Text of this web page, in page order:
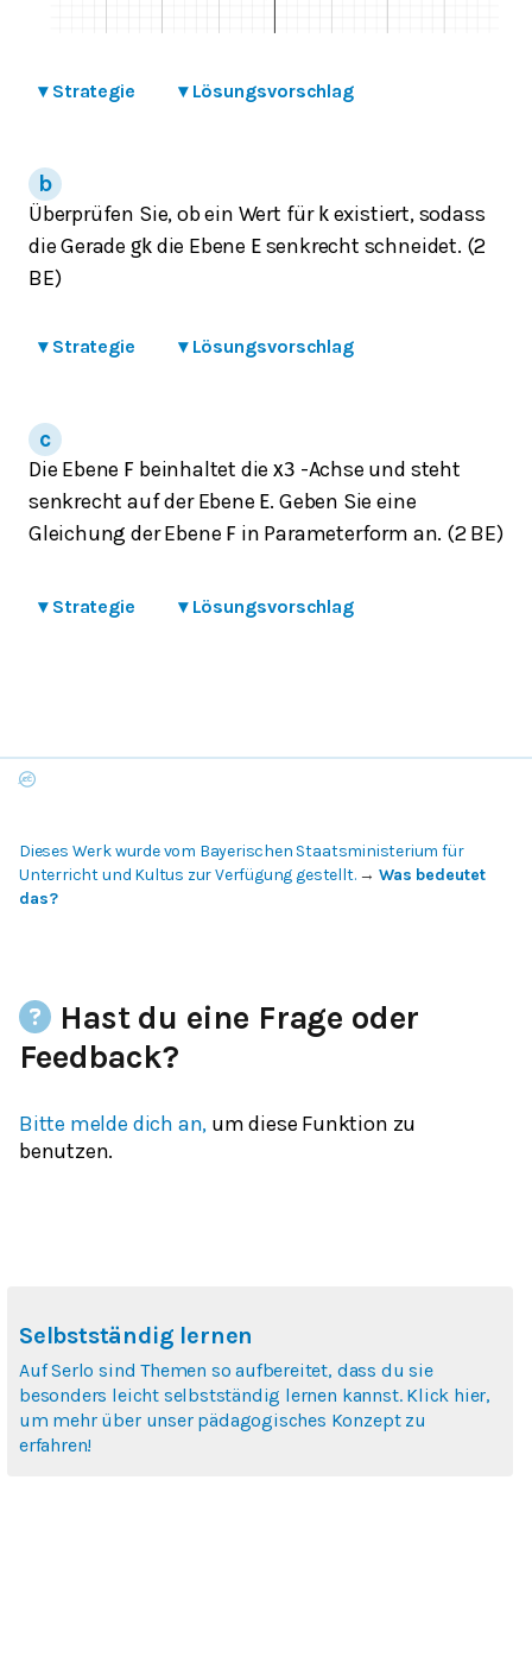
▾ Strategie ▾ Lösungsvorschlag
Überprüfen Sie, ob ein Wert für kexistiert, sodass
die Gerade gkdie Ebene Esenkrecht schneidet. (2
BE)
▾ Strategie ▾ Lösungsvorschlag
Die Ebene F beinhaltet diex3 -Achse und steht
senkrecht auf der Ebene E. Geben Sie eine
Gleichung der Ebene F in Parameterform an. (2 BE)
▾ Strategie ▾ Lösungsvorschlag
Dieses Werk wurde vom Bayerischen Staatsministerium für
Unterricht und Kultus zur Verfügung gestellt.→ Was bedeutet
das?
Hast du eine Frage oder
Feedback?
Bitte melde dich an, um diese Funktion zu
benutzen.
Selbstständig lernen
Auf Serlo sind Themen so aufbereitet, dass du sie
besonders leicht selbstständig lernen kannst. Klick hier,
um mehr über unser pädagogisches Konzept zu
erfahren!